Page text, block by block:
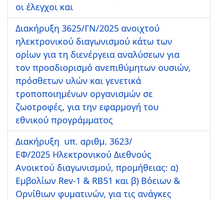
οι έλεγχοι και
Διακήρυξη 3625/ΓΝ/2025 ανοιχτού
ηλεκτρονικού διαγωνισμού κάτω των
ορίων για τη διενέργεια αναλύσεων για
τον προσδιορισμό ανεπιθύμητων ουσιών,
πρόσθετων υλών και γενετικά
τροποποιημένων οργανισμών σε
ζωοτροφές, για την εφαρμογή του
εθνικού προγράμματος
Διακήρυξη υπ. αριθμ. 3623/
ΕΦ/2025 Ηλεκτρονικού Διεθνούς
Ανοικτού διαγωνισμού, προμήθειας: α)
Εμβολίων Rev-1 & RB51 και β) Βόειων &
Ορνίθιων φυματινών, για τις ανάγκες